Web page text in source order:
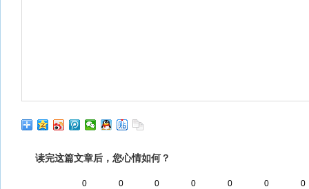
读完这篇文章后，您心情如何？
0 0 0 0 0 0 0